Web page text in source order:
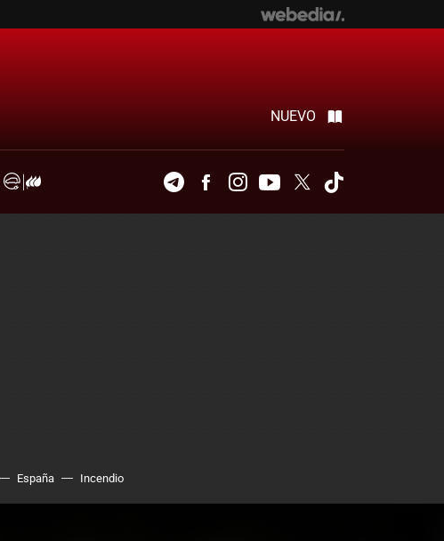
NUEVO
TelegramFacebookInstagramYoutubeTwitter
España Incendio